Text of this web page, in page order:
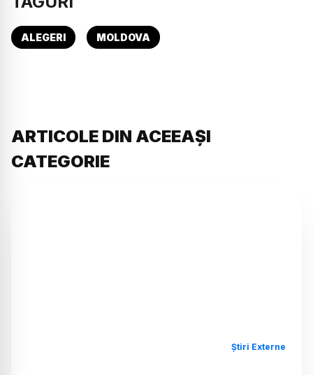
ALEGERI MOLDOVA
ARTICOLE DIN ACEEAȘI
CATEGORIE
Știri Externe